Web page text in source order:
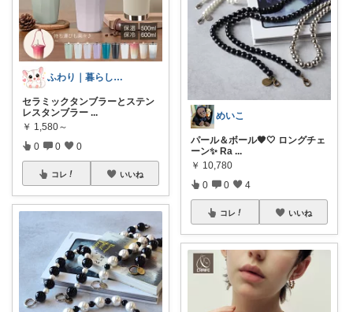
ふわり｜暮らしの負担をかるくする日用品
セラミックタンブラーとステン
レスタンブラー ...
￥ 1,580～
0 0 0
コレ いいね
めいこ
パール＆ボール🖤🤍 ロングチェ
ーン✨ Ra ...
￥ 10,780
0 0 4
コレ いいね